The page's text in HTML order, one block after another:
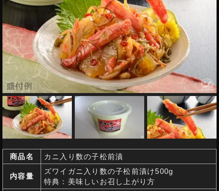
商品名 カニ入り数の子松前漬
内容量
ズワイガニ入り数の子松前漬け500g
特典：美味しいお召し上がり方